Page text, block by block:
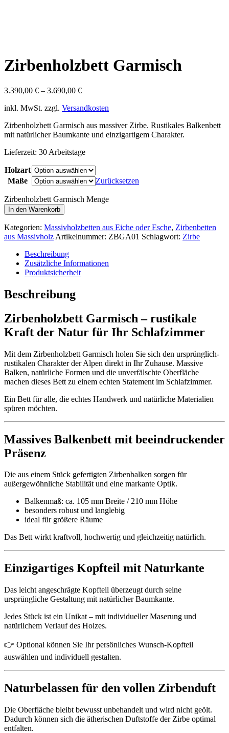
Zirbenholzbett Garmisch
3.390,00 € – 3.690,00 €
inkl. MwSt. zzgl. Versandkosten
Zirbenholzbett Garmisch aus massiver Zirbe. Rustikales Balkenbett
mit natürlicher Baumkante und einzigartigem Charakter.
Lieferzeit: 30 Arbeitstage
Holzart
Maße
Zurücksetzen
Zirbenholzbett Garmisch Menge
In den Warenkorb
Kategorien: Massivholzbetten aus Eiche oder Esche, Zirbenbetten
aus Massivholz Artikelnummer: ZBGA01 Schlagwort: Zirbe
Beschreibung
Zusätzliche Informationen
Produktsicherheit
Beschreibung
Zirbenholzbett Garmisch – rustikale
Kraft der Natur für Ihr Schlafzimmer
Mit dem Zirbenholzbett Garmisch holen Sie sich den ursprünglich-
rustikalen Charakter der Alpen direkt in Ihr Zuhause. Massive
Balken, natürliche Formen und die unverfälschte Oberfläche
machen dieses Bett zu einem echten Statement im Schlafzimmer.
Ein Bett für alle, die echtes Handwerk und natürliche Materialien
spüren möchten.
Massives Balkenbett mit beeindruckender
Präsenz
Die aus einem Stück gefertigten Zirbenbalken sorgen für
außergewöhnliche Stabilität und eine markante Optik.
Balkenmaß: ca. 105 mm Breite / 210 mm Höhe
besonders robust und langlebig
ideal für größere Räume
Das Bett wirkt kraftvoll, hochwertig und gleichzeitig natürlich.
Einzigartiges Kopfteil mit Naturkante
Das leicht angeschrägte Kopfteil überzeugt durch seine
ursprüngliche Gestaltung mit natürlicher Baumkante.
Jedes Stück ist ein Unikat – mit individueller Maserung und
natürlichem Verlauf des Holzes.
👉 Optional können Sie Ihr persönliches Wunsch-Kopfteil
auswählen und individuell gestalten.
Naturbelassen für den vollen Zirbenduft
Die Oberfläche bleibt bewusst unbehandelt und wird nicht geölt.
Dadurch können sich die ätherischen Duftstoffe der Zirbe optimal
entfalten.